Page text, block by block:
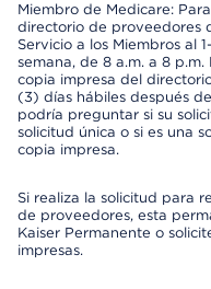
Miembro de Medicare:
directorio de proveedores
Servicio a los Miembros al
semana, de 8 a.m. a 8
copia impresa del
(3) días hábiles después
podría preguntar si su
solicitud única o si es una
copia impresa.
Si realiza la solicitud para
de proveedores, esta
Kaiser Permanente o
impresas.